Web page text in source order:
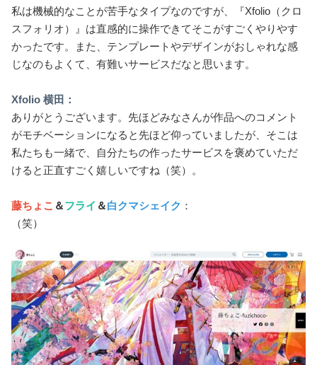
私は機械的なことが苦手なタイプなのですが、『Xfolio（クロ
スフォリオ）』は直感的に操作できてそこがすごくやりやす
かったです。また、テンプレートやデザインがおしゃれな感
じなのもよくて、有難いサービスだなと思います。
Xfolio 横田：
ありがとうございます。先ほどみなさんが作品へのコメント
がモチベーションになると先ほど仰っていましたが、そこは
私たちも一緒で、自分たちの作ったサービスを褒めていただ
けると正直すごく嬉しいですね（笑）。
藤ちょこ ＆フライ ＆白クマシェイク ：
（笑）